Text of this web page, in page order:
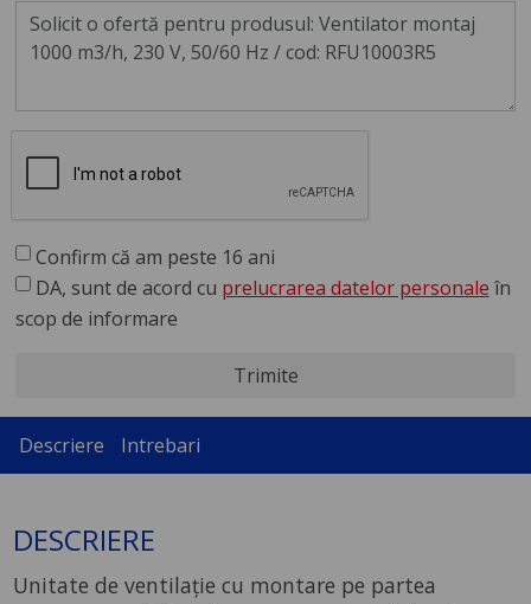
Confirm că am peste 16 ani
DA, sunt de acord cu prelucrarea datelor personale în
scop de informare
Trimite
Descriere Intrebari
DESCRIERE
Unitate de ventilaţie cu montare pe partea